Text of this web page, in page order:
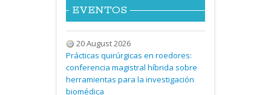
EVENTOS
20 August 2026
Prácticas quirúrgicas en roedores:
conferencia magistral híbrida sobre
herramientas para la investigación
biomédica